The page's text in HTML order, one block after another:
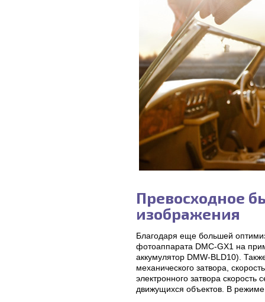
Превосходное
изображения
Благодаря еще большей
фотоаппарата DMC-GX1 на
аккумулятор DMW-BLD10).
механического затвора,
электронного затвора
движущихся объектов. В